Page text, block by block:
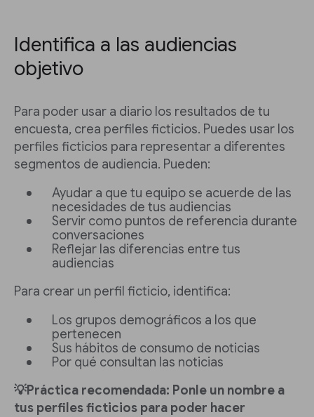
Identifica a las audiencias
objetivo
Para poder usar a diario los resultados de tu
encuesta, crea perfiles ficticios. Puedes usar los
perfiles ficticios para representar a diferentes
segmentos de audiencia. Pueden:
Ayudar a que tu equipo se acuerde de las
necesidades de tus audiencias
Servir como puntos de referencia durante
conversaciones
Reflejar las diferencias entre tus
audiencias
Para crear un perfil ficticio, identifica:
Los grupos demográficos a los que
pertenecen
Sus hábitos de consumo de noticias
Por qué consultan las noticias
💡Práctica recomendada: Ponle un nombre a
tus perfiles ficticios para poder hacer